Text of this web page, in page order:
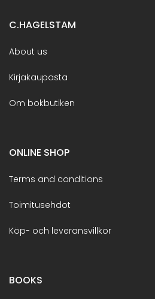
C.HAGELSTAM
About us
Kirjakaupasta
Om bokbutiken
ONLINE SHOP
Terms and conditions
Toimitusehdot
Köp- och leveransvillkor
BOOKS